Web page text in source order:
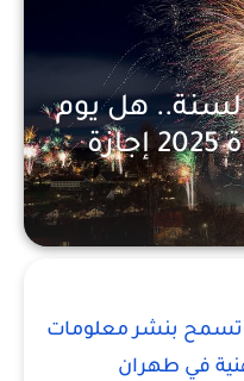
هل يوم
رأس السنة الجديدة 2025 إجازة
تسمح بنشر معلومات
في طهران